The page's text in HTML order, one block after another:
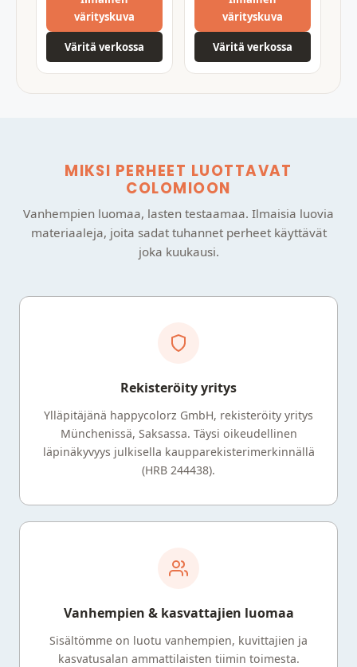
värityskuva
Väritä verkossa
värityskuva
Väritä verkossa
MIKSI PERHEET LUOTTAVAT
COLOMIOON
Vanhempien luomaa, lasten testaamaa. Ilmaisia luovia
materiaaleja, joita sadat tuhannet perheet käyttävät
joka kuukausi.
Rekisteröity yritys
Ylläpitäjänä happycolorz GmbH, rekisteröity yritys
Münchenissä, Saksassa. Täysi oikeudellinen
läpinäkyvyys julkisella kaupparekisterimerkinnällä
(HRB 244438).
Vanhempien & kasvattajien luomaa
Sisältömme on luotu vanhempien, kuvittajien ja
kasvatusalan ammattilaisten tiimin toimesta.